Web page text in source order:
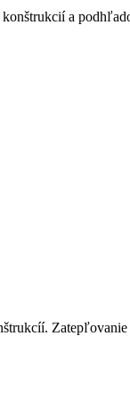
konštrukcií a
Zatepľovanie